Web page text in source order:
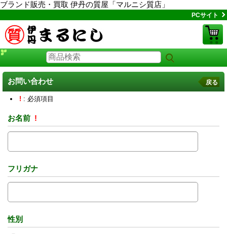
ブランド販売・買取 伊丹の質屋「マルニシ質店」
PCサイト
お問い合わせ 戻る
! : 必須項目
お名前 !
フリガナ
性別